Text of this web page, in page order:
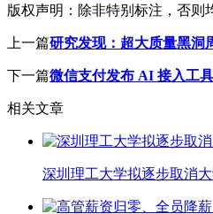
版权声明： 除非特别标注，否则
上一篇研究发现：超大质量黑洞
下一篇微信支付发布 AI 接入工
相关文章
深圳理工大学拟逐步取消